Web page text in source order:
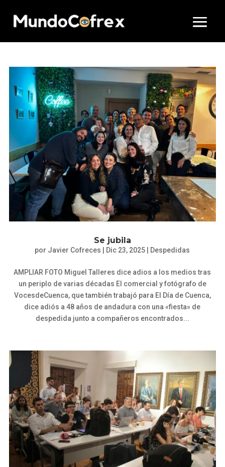
Se jubila
por Javier Cofreces Dic 23, 2025 Despedidas
AMPLIAR FOTO Miguel Talleres dice adios a los medios tras
un periplo de varias décadas El comercial y fotógrafo de
VocesdeCuenca, que también trabajó para El Día de Cuenca,
dice adiós a 48 años de andadura con una «fiesta» de
despedida junto a compañeros encontrados...